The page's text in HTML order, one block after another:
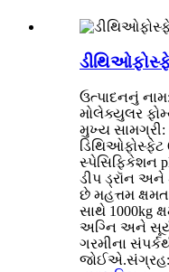
ઉત્પાદનનું
મોલેક્યુલર
મુખ્ય સામગ્રી:
ડિથિઓફોસ્ફેટ
સ્પેસિફિકેશન
ડીપ ડ્રૉન અને
છે મહત્તમ
સાથે 1000kg
અગ્નિ અને
ગરમીના
જોઈએ.સંગ્રહ: